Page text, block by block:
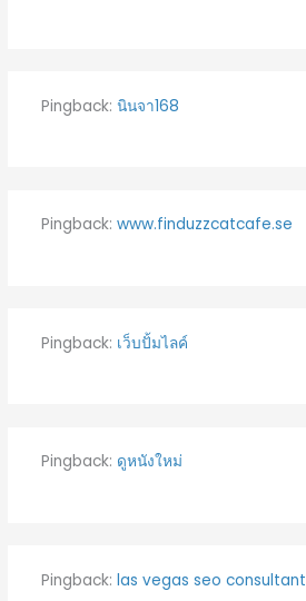
Pingback: นินจา168
Pingback: www.finduzzcatcafe.se
Pingback: เว็บปั้มไลค์
Pingback: ดูหนังใหม่
Pingback: las vegas seo consultant